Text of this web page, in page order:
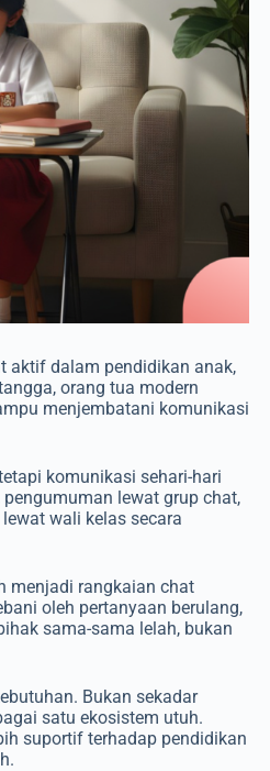
aktif dalam pendidikan anak,
orang tua modern
menjembatani komunikasi
komunikasi sehari-hari
lewat grup chat,
wali kelas secara
menjadi rangkaian chat
oleh pertanyaan berulang,
sama-sama lelah, bukan
Bukan sekadar
satu ekosistem utuh.
suportif terhadap pendidikan